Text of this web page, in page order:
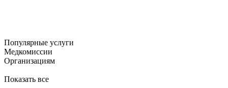
Популярные услуги
Медкомиссии
Организациям
Показать все